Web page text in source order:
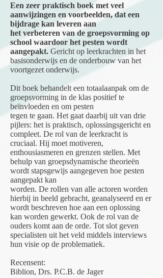
Een zeer praktisch boek met veel
aanwijzingen en voorbeelden, dat een
bijdrage kan leveren aan
het verbeteren van de groepsvorming op
school waardoor het pesten wordt
aangepakt. Gericht op leerkrachten in het
basisonderwijs en de onderbouw van het
voortgezet onderwijs.
Dit boek behandelt een totaalaanpak om de
groepsvorming in de klas positief te
beïnvloeden en om pesten
tegen te gaan. Het gaat daarbij uit van drie
pijlers: het is praktisch, oplossingsgericht en
compleet. De rol van de leerkracht is
cruciaal. Hij moet motiveren,
enthousiasmeren en grenzen stellen. Met
behulp van groepsdynamische theorieën
wordt stapsgewijs aangegeven hoe pesten
aangepakt kan
worden. De rollen van alle actoren worden
hierbij in beeld gebracht, geanalyseerd en er
wordt beschreven hoe aan een oplossing
kan worden gewerkt. Ook de rol van de
ouders komt aan de orde. Tot slot geven
specialisten uit het veld middels interviews
hun visie op de problematiek.
Recensent:
Biblion, Drs. P.C.B. de Jager